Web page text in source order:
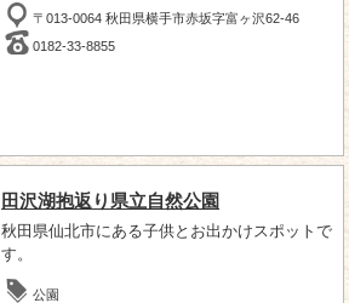
〒013-0064 秋田県横手市赤坂字富ヶ沢62-46
0182-33-8855
田沢湖抱返り県立自然公園
秋田県仙北市にある子供とお出かけスポットで
す。
公園